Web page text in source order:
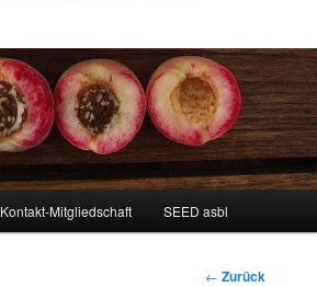
Kontakt-Mitgliedschaft SEED asbl
Beitrags-
← Zurück